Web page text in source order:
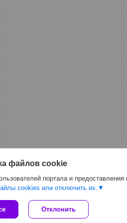
на платформе Deal.by
файлов cookies
файлов cookie
портала и
cookies или отключить их.
Отклонить